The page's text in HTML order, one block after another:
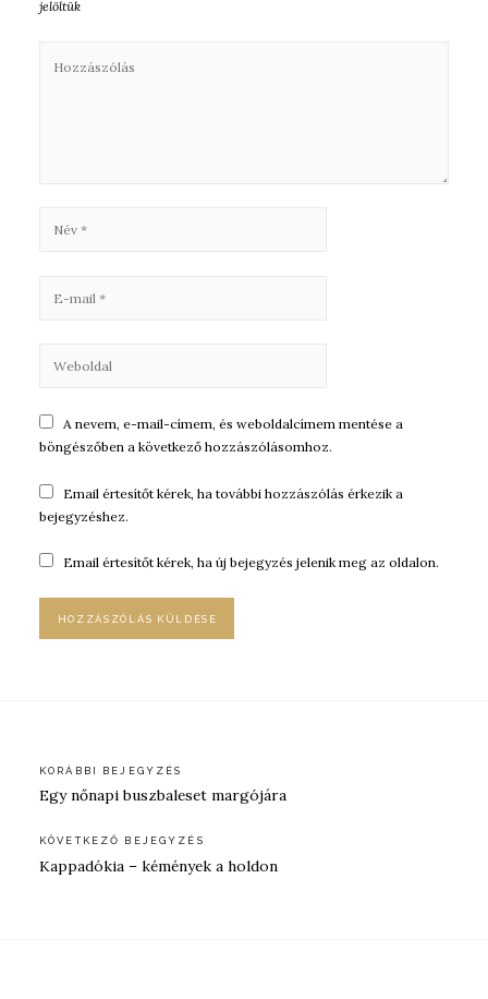
jelöltük
A nevem, e-mail-címem, és weboldalcímem mentése a
böngészőben a következő hozzászólásomhoz.
Email értesítőt kérek, ha további hozzászólás érkezik a
bejegyzéshez.
Email értesítőt kérek, ha új bejegyzés jelenik meg az oldalon.
Bejegyzés
navigáció
KORÁBBI BEJEGYZÉS
Egy nőnapi buszbaleset margójára
KÖVETKEZŐ BEJEGYZÉS
Kappadókia – kémények a holdon